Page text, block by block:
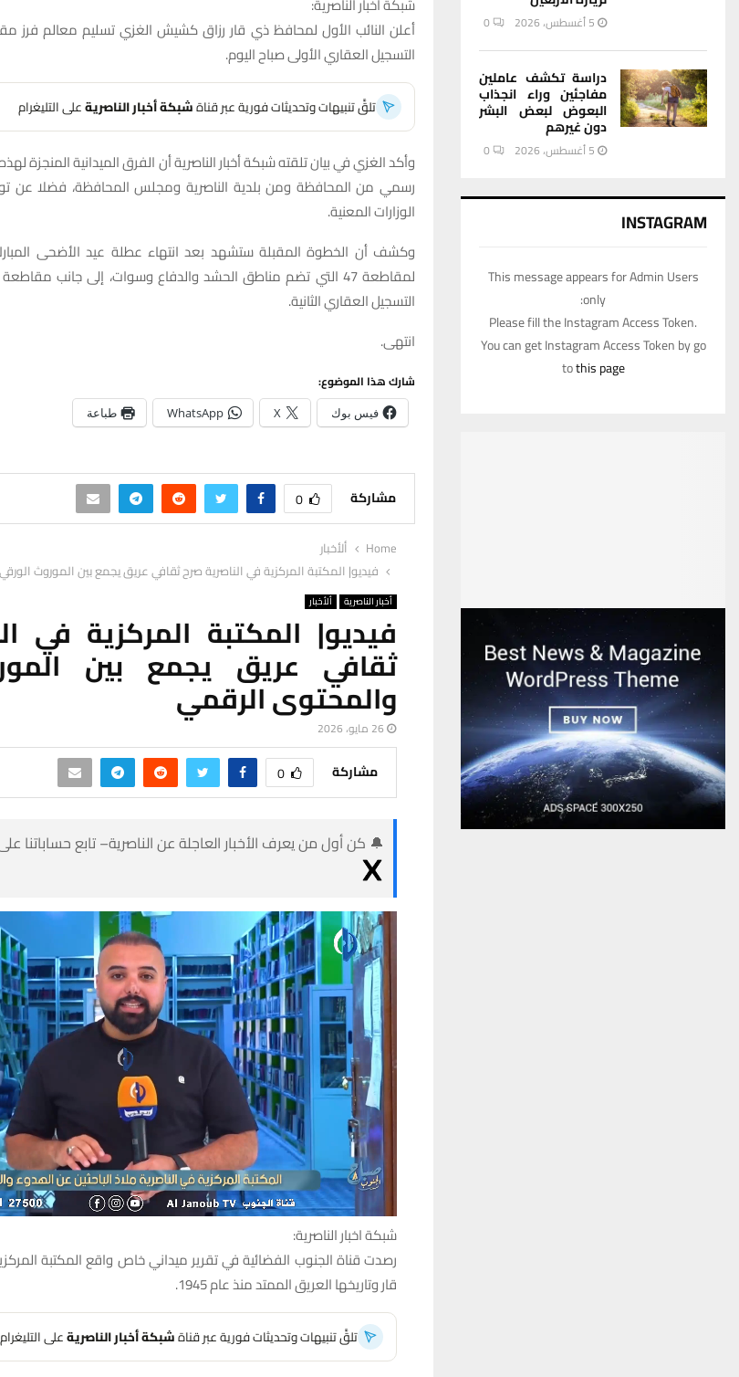
التسجيل العقاري الأولى صباح اليوم.
تلقَّ تنبيهات وتحديثات فورية عبر قناةشبكة أخبار الناصريةعلى التليغرام
وأكد الغزي في بيان تلقته شبكة أخبار الناصرية أن الفرق الميدانية المنجزة
رسمي من المحافظة ومن بلدية الناصرية ومجلس المحافظة، فضلا عن
الوزارات المعنية.
وكشف أن الخطوة المقبلة ستشهد بعد انتهاء عطلة عيد الأضحى
التسجيل العقاري الثانية.
انتهى.
شارك هذا الموضوع:
فيس بوك X
WhatsApp طباعة
مشاركة 0
Home
ألأخبار
فيديو| المكتبة المركزية في الناصرية صرح ثقافي عريق يجمع بين الموروث
أخبار الناصرية ألأخبار
فيديو| المكتبة المركزية في
ثقافي عريق يجمع بين
والمحتوى الرقمي
26 مايو، 2026
مشاركة 0
🔔 كن أول من يعرف الأخبار العاجلة عن الناصرية– تابع
شبكة اخبار الناصرية:
رصدت قناة الجنوب الفضائية في تقرير ميداني خاص واقع المكتبة
قار وتاريخها العريق الممتد منذ عام 1945.
تلقَّ تنبيهات وتحديثات فورية عبر قناةشبكة أخبار الناصريةعلى التليغرام
5 أغسطس، 2026 0
دراسة تكشف عاملين
مفاجئين وراء انجذاب
البعوض لبعض البشر
دون غيرهم
5 أغسطس، 2026 0
INSTAGRAM
This message appears for Admin Users
only:
Please fill the Instagram Access Token.
You can get Instagram Access Token by go
tothis page